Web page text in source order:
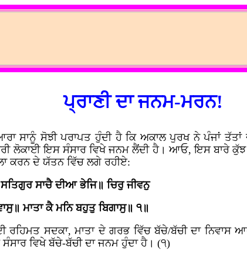
ਪ੍ਰਾਣੀ ਦਾ ਜਨਮ-ਮਰਨ!
ਸਾਨੂੰ ਸੋਝੀ ਪਰਾਪਤ ਹੁੰਦੀ ਹੈ ਕਿ ਅਕਾਲ ਪੁਰਖ ਨੇ ਪੰਜਾਂ
ਲੋਕਾਈ ਇਸ ਸੰਸਾਰ ਵਿਖੇ ਜਨਮ ਲੈਂਦੀ ਹੈ। ਆਓ, ਇਸ ਬਾਰੇ ਕੁੱਝ
ਕਰਨ ਦੇ ਯੱਤਨ ਵਿੱਚ ਲਗੇ ਰਹੀਏ:
ਸਾਚੈ ਦੀਆ ਭੇਜਿ॥ ਚਿਰੁ ਜੀਵਨੁ
ਮਾਤਾ ਕੈ ਮਨਿ ਬਹੁਤੁ ਬਿਗਾਸੁ॥ ੧॥
ਰਹਿਮਤ ਸਦਕਾ, ਮਾਤਾ ਦੇ ਗਰਭ ਵਿੱਚ ਬੱਚੇ/ਬੱਚੀ ਦਾ
ਵਿਖੇ ਬੱਚੇ-ਬੱਚੀ ਦਾ ਜਨਮ ਹੁੰਦਾ ਹੈ। (੧)